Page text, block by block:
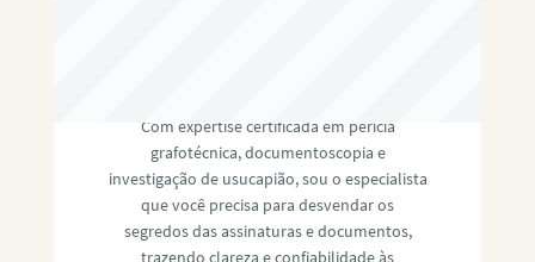
Com expertise certificada em perícia
grafotécnica, documentoscopia e
investigação de usucapião, sou o especialista
que você precisa para desvendar os
segredos das assinaturas e documentos,
trazendo clareza e confiabilidade às